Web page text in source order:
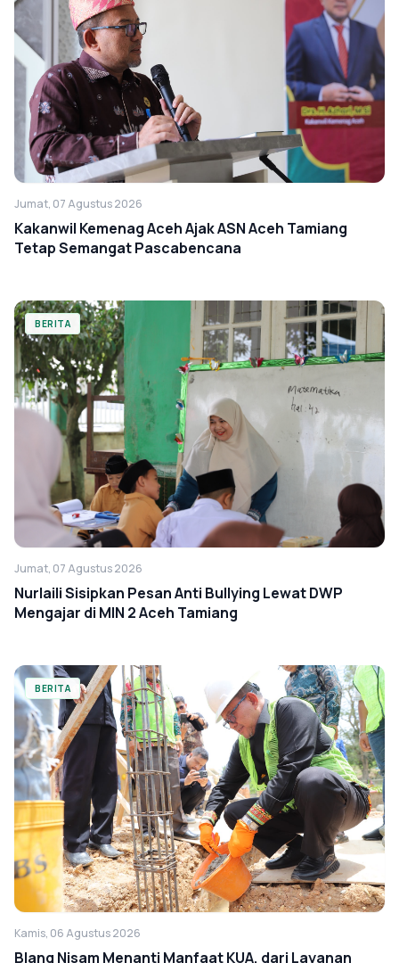
Jumat, 07 Agustus 2026
Kakanwil Kemenag Aceh Ajak ASN Aceh Tamiang
Tetap Semangat Pascabencana
BERITA
Jumat, 07 Agustus 2026
Nurlaili Sisipkan Pesan Anti Bullying Lewat DWP
Mengajar di MIN 2 Aceh Tamiang
BERITA
Kamis, 06 Agustus 2026
Blang Nisam Menanti Manfaat KUA, dari Layanan